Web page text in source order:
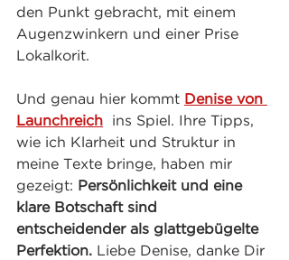
den Punkt gebracht, mit einem
Augenzwinkern und einer Prise
Lokalkorit.
Und genau hier kommt Denise von
Launchreich ins Spiel. Ihre Tipps,
wie ich Klarheit und Struktur in
meine Texte bringe, haben mir
gezeigt: Persönlichkeit und eine
klare Botschaft sind
entscheidender als glattgebügelte
Perfektion. Liebe Denise, danke Dir